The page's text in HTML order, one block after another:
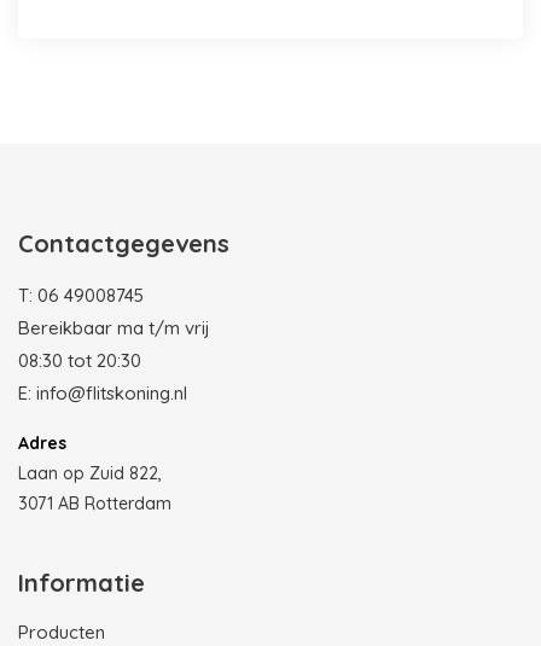
Contactgegevens
T: 06 49008745
Bereikbaar ma t/m vrij
08:30 tot 20:30
E: info@flitskoning.nl
Adres
Laan op Zuid 822,
3071 AB Rotterdam
Informatie
Producten